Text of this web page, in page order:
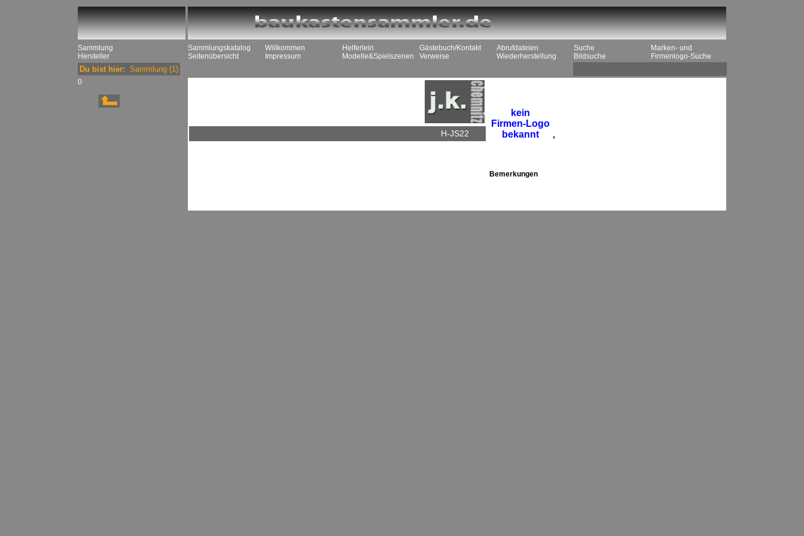
Sammlung
Hersteller
Sammlungskatalog
Seitenübersicht
Willkommen
Impressum
Helferlein
Modelle&Spielszenen
Gästebuch/Kontakt
Verweise
Abrufdateien
Wiederherstellung
Suche
Bildsuche
Marken- und
Firmenlogo-Suche
Du bist hier: Sammlung (1)
0
H-JS22
kein
Firmen-Logo
bekannt
,
Bemerkungen